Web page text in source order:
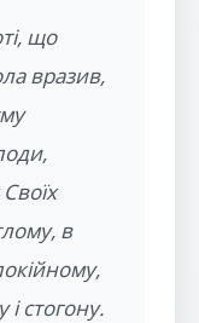
що
вразив,
в
стогону.